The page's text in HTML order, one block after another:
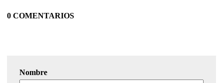
0 COMENTARIOS
Nombre